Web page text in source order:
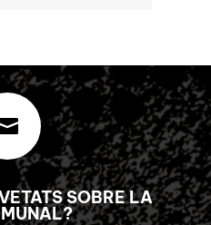
SOBRE LA